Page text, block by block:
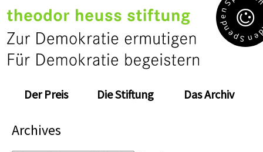
Der Preis Die Stiftung Das Archiv
S
p
e
n
d
e
n
S
e
n
Archives